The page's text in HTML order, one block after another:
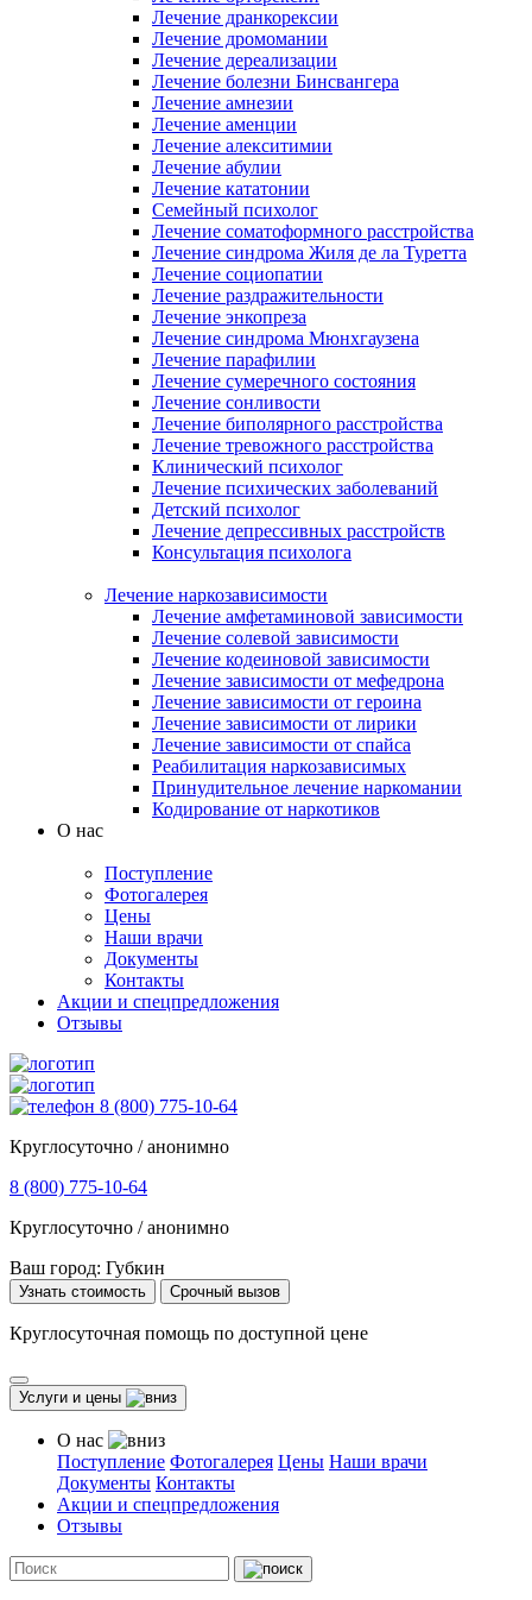
Лечение дранкорексии
Лечение дромомании
Лечение дереализации
Лечение болезни Бинсвангера
Лечение амнезии
Лечение аменции
Лечение алекситимии
Лечение абулии
Лечение кататонии
Семейный психолог
Лечение соматоформного расстройства
Лечение синдрома Жиля де ла Туретта
Лечение социопатии
Лечение раздражительности
Лечение энкопреза
Лечение синдрома Мюнхгаузена
Лечение парафилии
Лечение сумеречного состояния
Лечение сонливости
Лечение биполярного расстройства
Лечение тревожного расстройства
Клинический психолог
Лечение психических заболеваний
Детский психолог
Лечение депрессивных расстройств
Консультация психолога
Лечение наркозависимости
Лечение амфетаминовой зависимости
Лечение солевой зависимости
Лечение кодеиновой зависимости
Лечение зависимости от мефедрона
Лечение зависимости от героина
Лечение зависимости от лирики
Лечение зависимости от спайса
Реабилитация наркозависимых
Принудительное лечение наркомании
Кодирование от наркотиков
О нас
Поступление
Фотогалерея
Цены
Наши врачи
Документы
Контакты
Акции и спецпредложения
Отзывы
8 (800) 775-10-64
Круглосуточно / анонимно
8 (800) 775-10-64
Круглосуточно / анонимно
Ваш город: Губкин
Узнать стоимость Срочный вызов
Круглосуточная помощь по доступной цене
Услуги и цены
О нас
Поступление Фотогалерея Цены Наши врачи
Документы Контакты
Акции и спецпредложения
Отзывы